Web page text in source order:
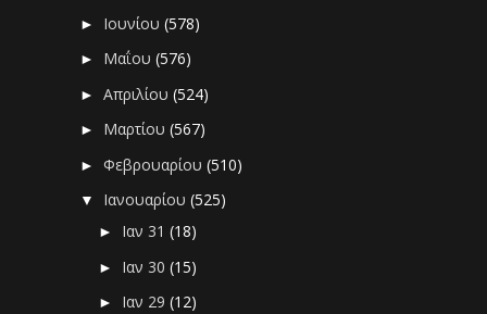
► Ιουνίου(578)
► Μαΐου(576)
►Απριλίου(524)
► Μαρτίου(567)
►Φεβρουαρίου(510)
▼ Ιανουαρίου(525)
► Ιαν 31(18)
► Ιαν 30(15)
► Ιαν 29(12)